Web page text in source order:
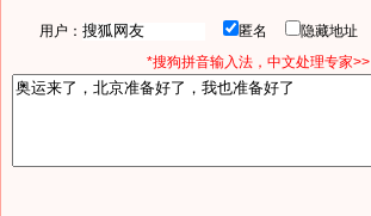
用户： 匿名 隐藏地址
*搜狗拼音输入法，中文处理专家>>